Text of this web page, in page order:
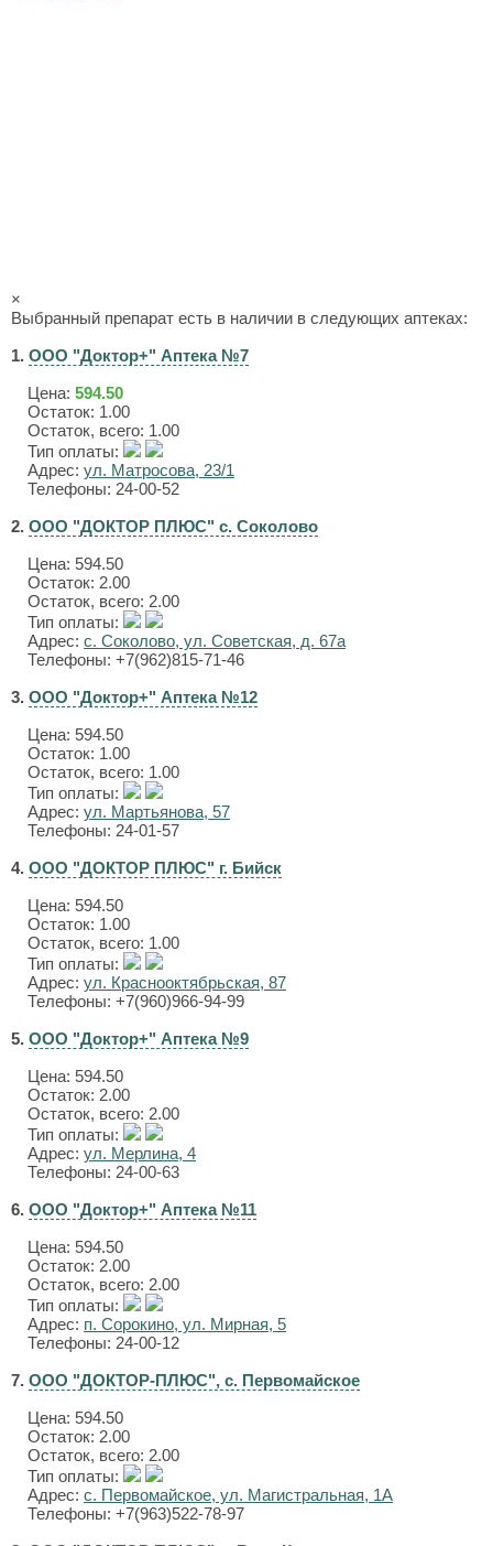
×
Выбранный препарат есть в наличии в следующих аптеках:
1. ООО "Доктор+" Аптека №7
Цена: 594.50
Остаток: 1.00
Остаток, всего: 1.00
Тип оплаты:
Адрес: ул. Матросова, 23/1
Телефоны: 24-00-52
2. ООО "ДОКТОР ПЛЮС" с. Соколово
Цена: 594.50
Остаток: 2.00
Остаток, всего: 2.00
Тип оплаты:
Адрес: с. Соколово, ул. Советская, д. 67а
Телефоны: +7(962)815-71-46
3. ООО "Доктор+" Аптека №12
Цена: 594.50
Остаток: 1.00
Остаток, всего: 1.00
Тип оплаты:
Адрес: ул. Мартьянова, 57
Телефоны: 24-01-57
4. ООО "ДОКТОР ПЛЮС" г. Бийск
Цена: 594.50
Остаток: 1.00
Остаток, всего: 1.00
Тип оплаты:
Адрес: ул. Краснооктябрьская, 87
Телефоны: +7(960)966-94-99
5. ООО "Доктор+" Аптека №9
Цена: 594.50
Остаток: 2.00
Остаток, всего: 2.00
Тип оплаты:
Адрес: ул. Мерлина, 4
Телефоны: 24-00-63
6. ООО "Доктор+" Аптека №11
Цена: 594.50
Остаток: 2.00
Остаток, всего: 2.00
Тип оплаты:
Адрес: п. Сорокино, ул. Мирная, 5
Телефоны: 24-00-12
7. ООО "ДОКТОР-ПЛЮС", с. Первомайское
Цена: 594.50
Остаток: 2.00
Остаток, всего: 2.00
Тип оплаты:
Адрес: с. Первомайское, ул. Магистральная, 1А
Телефоны: +7(963)522-78-97